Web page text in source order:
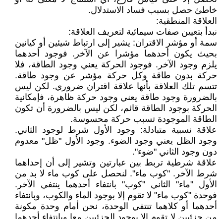
خاطئ حصل بسبب فساد الاستدلال.
العلاقة المنطقية:
نبدأ بتعيين صفات سيمائية لتعريف العلاقة:
سمة أو مؤشر الاقتران: يشير إلى ارتباط شيئين أو كيانين
بحيث يكون أحدهما مؤشرا عن الآخر. فوجود أحدهما
يلزم وجود الآخر. فوجود الحركة يعني وجود الطاقة، فلا
حركة بدون طاقة وكل حركة مؤشر عن وجود طاقة.
تتسم تلك العلاقة بأنها علاقة اقتران ضروري. لكن ليس
بالضرورة وجود طاقة يعني وجود حركة ظاهرة، فإمكانية
الحركة بوجود الطاقة قائم، لكن ليس بالضرورة أن تكون
الطاقة الموجودة تسبب حركة محسوسة.
علاقة نسبية متبادلة: وجود الأول شرط لوجود الثاني.
وجود الظل يعني وجود الضوء. وجود الأول "ظل" معدوم
دون وجود الثاني "ضوء".
علاقة شرطية تربط بين عبارتين وتشير إلى أن إحداهما
شرط الآخر. "كوب ماء". لنحصل على كوب ماء لا بد من
الأول "ماء" الثاني "كوب" بانتفاء أحدهما ينتفي الآخر.
فوحدة "كوب ماء" لا تقوم إلا بوجود الماء والكوب، وبانتفاء
أحدهما أو كلاهما تنتفي الوحدة، نحن أمام وحدة مكونة